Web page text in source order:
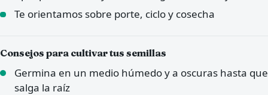
Te orientamos sobre porte, ciclo y cosecha
Consejos para cultivar tus semillas
Germina en un medio húmedo y a oscuras hasta que
salga la raíz